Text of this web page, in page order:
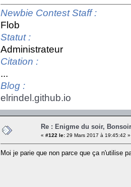
Newbie Contest Staff :
Flob
Statut :
Administrateur
Citation :
...
Blog :
elrindel.github.io
Re : Enigme du soir,
« #122 le: 29 Mars 2017 à 19:45:42 »
Moi je parie que non parce que ça n'utilise